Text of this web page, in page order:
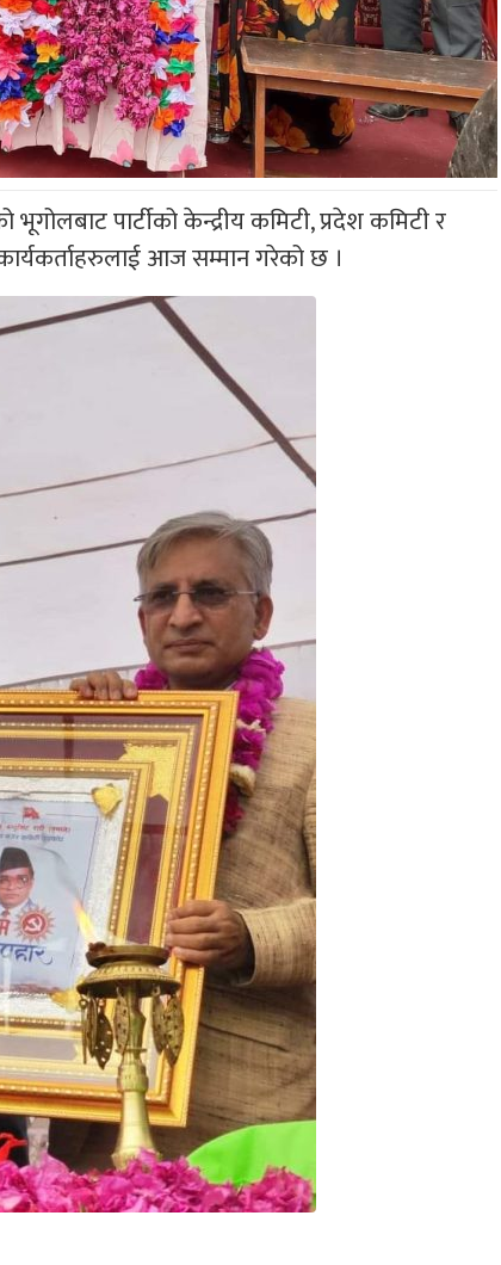
पार्टीको केन्द्रीय कमिटी, प्रदेश कमिटी र
आज सम्मान गरेको छ ।